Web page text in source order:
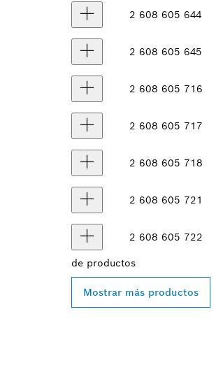
2 608 605 644
2 608 605 645
2 608 605 716
2 608 605 717
2 608 605 718
2 608 605 721
2 608 605 722
de productos
Mostrar más productos